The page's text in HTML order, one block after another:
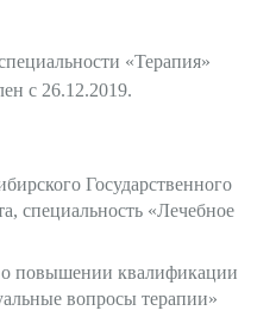
«Терапия»
с 26.12.2019.
Государственного
специальность «Лечебное
повышении квалификации
вопросы терапии»